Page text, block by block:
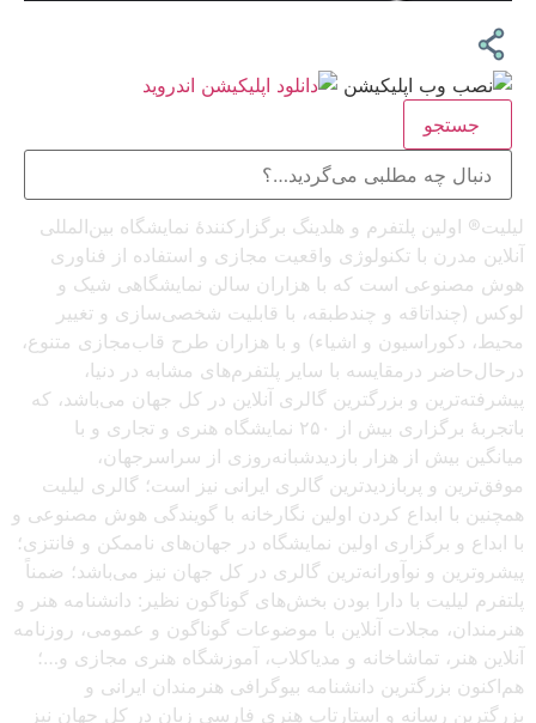
جستجو
لیلیت® اولین پلتفرم و هلدینگ برگزارکنندهٔ نمایشگاه بین‌المللی
آنلاین مدرن با تکنولوژی واقعیت مجازی و استفاده از فناوری
هوش مصنوعی است که با هزاران سالن نمایشگاهی شیک و
لوکس (چنداتاقه و چندطبقه، با قابلیت شخصی‌سازی و تغییر
محیط، دکوراسیون و اشیاء) و با هزاران طرح قاب‌مجازی متنوع،
درحال‌حاضر درمقایسه با سایر پلتفرم‌های مشابه در دنیا،
پیشرفته‌ترین و بزرگترین گالری آنلاین در کل جهان می‌باشد، که
باتجربهٔ برگزاری بیش از ۲۵۰ نمایشگاه هنری و تجاری و با
میانگین بیش از هزار بازدیدشبانه‌روزی از سراسرجهان،
موفق‌ترین و پربازدیدترین گالری ایرانی نیز است؛ گالری لیلیت
همچنین با ابداع کردن اولین نگارخانه با گویندگی هوش مصنوعی و
با ابداع و برگزاری اولین نمایشگاه در جهان‌های ناممکن و فانتزی؛
پیشروترین و نوآورانه‌ترین گالری در کل جهان نیز می‌باشد؛ ضمناً
پلتفرم لیلیت با دارا بودن بخش‌های گوناگون نظیر: دانشنامه هنر و
هنرمندان، مجلات آنلاین با موضوعات گوناگون و عمومی، روزنامه
آنلاین هنر، تماشاخانه و مدیاکلاب، آموزشگاه هنری مجازی و…؛
هم‌اکنون بزرگترین دانشنامه بیوگرافی هنرمندان ایرانی و
بزرگترین رسانه و استارتاپ هنری فارسی زبان در کل جهان نیز